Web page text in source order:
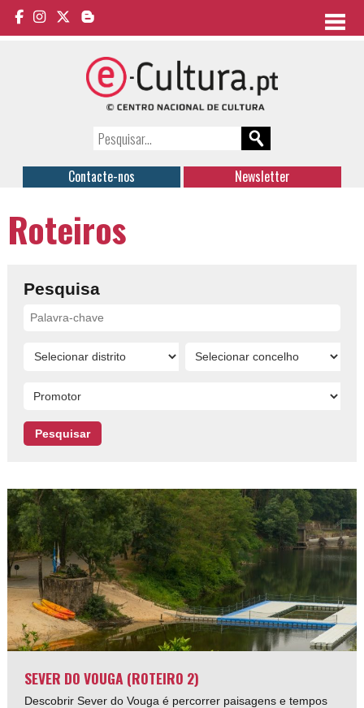
Contacte-nos Newsletter
Roteiros
Pesquisa
SEVER DO VOUGA (ROTEIRO 2)
Descobrir Sever do Vouga é percorrer paisagens e tempos